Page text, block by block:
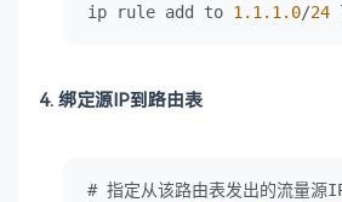
ip rule add to 1.1 .1 .0/24
4. ​绑定源IP到路由表
# 指定从该路由表发出的流量源